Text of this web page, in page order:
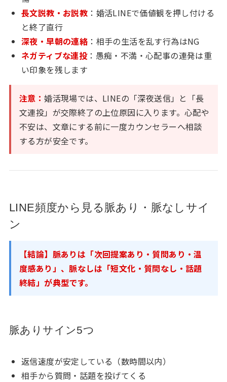
長文説教・お説教 ：婚活LINEで価値観を押し付ける
と終了直行
深夜・早朝の連絡 ：相手の生活を乱す行為はNG
ネガティブな連投：愚痴・不満・心配事の連発は重
い印象を残します
注意：婚活現場では、LINEの「深夜送信」と「長
文連投」が交際終了の上位原因に入ります。心配や
不安は、文章にする前に一度カウンセラーへ相談
する方が安全です。
LINE頻度から見る脈あり・脈なしサイ
ン
【結論】脈ありは「次回提案あり・質問あり・温
度感あり」、脈なしは「短文化・質問なし・話題
終結」が典型です。
脈ありサイン5つ
返信速度が安定している（数時間以内）
相手から質問・話題を投げてくる